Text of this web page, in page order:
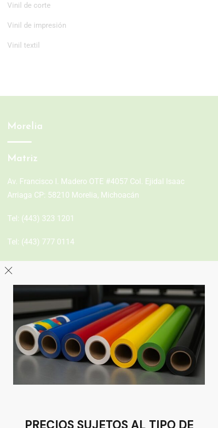
Vinil de corte
Vinil de impresión
Vinil textil
Morelia
Matriz
Av. Francisco I. Madero OTE #4057 Col. Ejidal Isaac
Arriaga CP: 58210 Morelia, Michoacán
Tel: (443) 323 1201
Tel: (443) 777 0114
León
Sucursal
Av del Astillero 129 Centro bodeguero Las Trojes León,
Guanajuato
Tel:(477) 776 8994
PRECIOS SUJETOS AL TIPO DE